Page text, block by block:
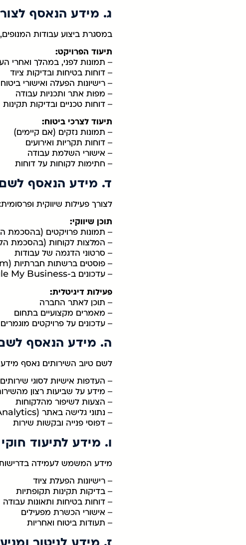
ג. מידע הנאסף
במסגרת ביצוע עבודות
תיעוד הפרויקט:
– תמונות לפני, במהלך ואחרי
– דוחות בטיחות ובדיקות ציוד
– רישיונות הפעלה ואישורי ביטוח
– מפות אתר ותכניות עבודה
– דוחות טכניים ובדיקות תקינות
תיעוד לצרכי ביטוח:
– תמונות נזקים (אם קיימים)
– דוחות תקריות ואירועים
– אישורי השלמת עבודה
– חתימות לקוחות על דוחות
ד. מידע הנאסף לשם
לצורך פעילות שיווקית ופרסומית:
תוכן שיווקי:
– תמונות פרויקטים (בהסכמת
– המלצות לקוחות (בהסכמת
– סרטוני הדגמה של עבודות
– פוסטים ברשתות חברתיות (Facebook, Instagram)
– עדכונים ב-Google My Business
פעילות דיגיטלית:
– תוכן לאתר החברה
– מאמרים מקצועיים בתחום
– עדכונים על פרויקטים מוגמרים
ה. מידע הנאסף
לשם טיוב השירותים נאסף מידע
– העדפות אישיות לסוגי שירותים
– מידע על שביעות רצון
– הצעות לשיפור מהלקוחות
– נתוני גלישה באתר (Google Analytics)
– דפוסי פנייה ובקשות שירות
ו. מידע לתיעוד
מידע המשמש לעמידה
– רישיונות הפעלת ציוד
– בדיקות תקינות תקופתיות
– דוחות בטיחות ותאונות עבודה
– אישורי הכשרת מפעילים
– תעודות ביטוח ואחריות